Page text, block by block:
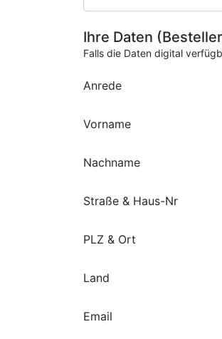
Ihre Daten
Falls die Daten digital
Anrede
Vorname
Nachname
Straße & Haus-Nr
PLZ & Ort
Land
Email